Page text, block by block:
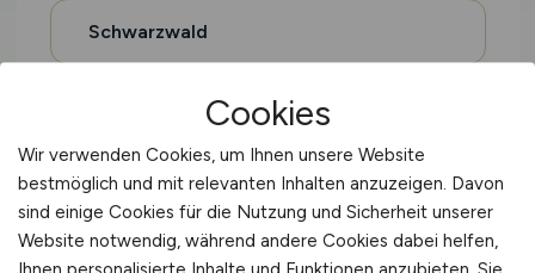
Schwarzwald
Münsterland
Ostfriesland
Cookies
Wir verwenden Cookies, um Ihnen unsere Website
bestmöglich und mit relevanten Inhalten anzuzeigen. Davon
sind einige Cookies für die Nutzung und Sicherheit unserer
Website notwendig, während andere Cookies dabei helfen,